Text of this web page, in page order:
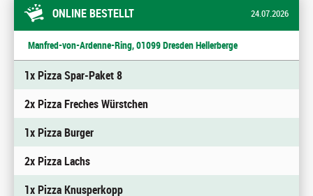
ONLINE BESTELLT 24.07.2026
Manfred-von-Ardenne-Ring, 01099 Dresden Hellerberge
1x Pizza Spar-Paket 8
2x Pizza Freches Würstchen
1x Pizza Burger
2x Pizza Lachs
1x Pizza Knusperkopp